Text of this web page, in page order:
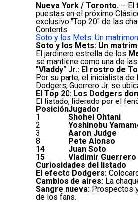
Nueva York / Toronto. – El
puestas en el próximo
exclusivo "Top 20″ de las
Contents
Soto y los Mets: Un
Soto y los Mets: Un
El jardinero estrella de los
se mantiene como una de
"Vladdy" Jr.: El rostro de
Por su parte, el inicialista de
Dodgers, Guerrero Jr. se
El Top 20: Los Dodgers
El listado, liderado por el
PosiciónJugador
1
Shohei Ohtani
2
Yoshinobu
3
Aaron Judge
8
Pete Alonso
14
Juan Soto
15
Vladimir Guerrero
Curiosidades del listado
El efecto Dodgers:
Cambios de aires: La
Sangre nueva: Prospectos
de los fans.